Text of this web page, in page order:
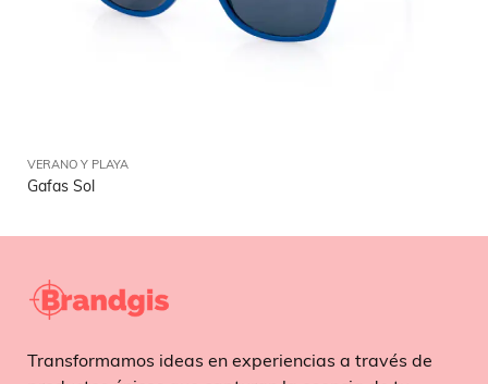
VERANO Y PLAYA
Gafas Sol
Transformamos ideas en experiencias a través de